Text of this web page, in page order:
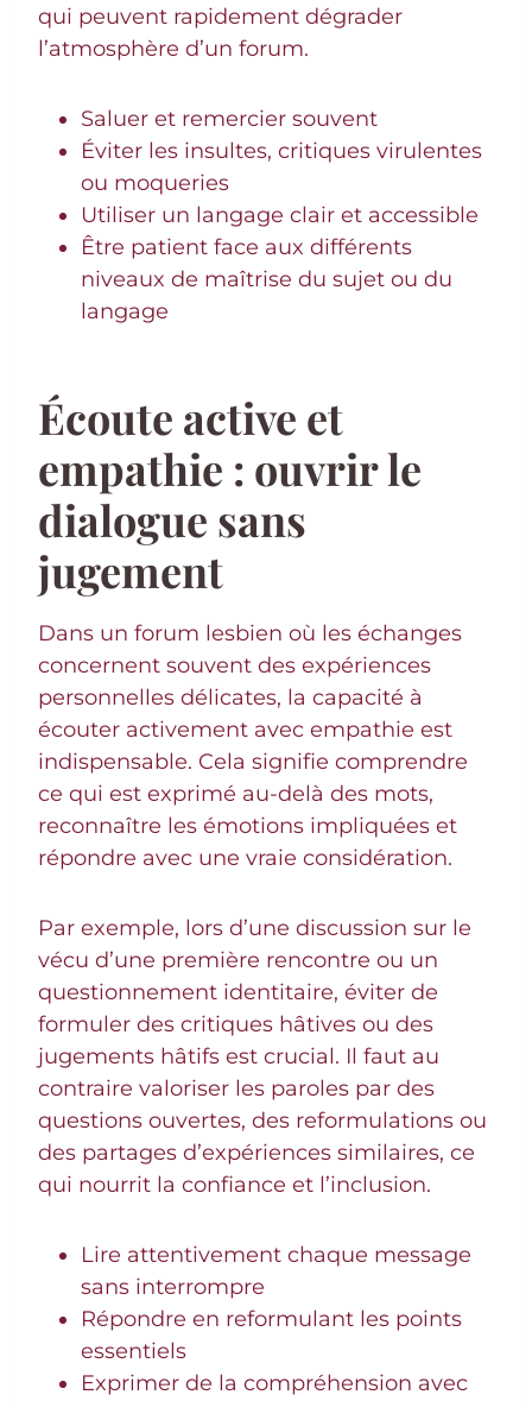
qui peuvent rapidement dégrader
l’atmosphère d’un forum.
Saluer et remercier souvent
Éviter les insultes, critiques virulentes
ou moqueries
Utiliser un langage clair et accessible
Être patient face aux différents
niveaux de maîtrise du sujet ou du
langage
Écoute active et
empathie : ouvrir le
dialogue sans
jugement
Dans un forum lesbien où les échanges
concernent souvent des expériences
personnelles délicates, la capacité à
écouter activement avec empathie est
indispensable. Cela signifie comprendre
ce qui est exprimé au-delà des mots,
reconnaître les émotions impliquées et
répondre avec une vraie considération.
Par exemple, lors d’une discussion sur le
vécu d’une première rencontre ou un
questionnement identitaire, éviter de
formuler des critiques hâtives ou des
jugements hâtifs est crucial. Il faut au
contraire valoriser les paroles par des
questions ouvertes, des reformulations ou
des partages d’expériences similaires, ce
qui nourrit la confiance et l’inclusion.
Lire attentivement chaque message
sans interrompre
Répondre en reformulant les points
essentiels
Exprimer de la compréhension avec